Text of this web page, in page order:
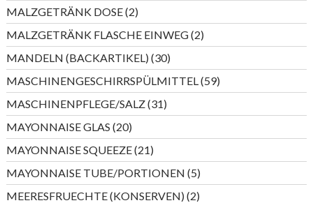
Produkte
MALZGETRÄNK DOSE 22
Produkte
MALZGETRÄNK FLASCHE EINWEG 22
Produkte
MANDELN (BACKARTIKEL) 3030
Produkte
MASCHINENGESCHIRRSPÜLMITTEL 5959
Produkte
MASCHINENPFLEGE/SALZ 3131
Produkte
MAYONNAISE GLAS 2020
Produkte
MAYONNAISE SQUEEZE 2121
Produkte
MAYONNAISE TUBE/PORTIONEN 55
Produkte
MEERESFRUECHTE (KONSERVEN) 22